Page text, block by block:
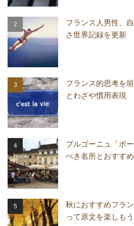
フランス人男性、
さ世界記録を更新
フランス的思考を
とわざや慣用表現
ブルゴーニュ「ボ
べき名所とおすす
秋におすすめフラ
って原文を楽しもう